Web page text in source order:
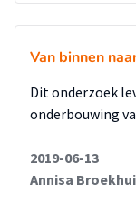
Van binnen
Dit onderzoek
onderbouwing
2019-06-13
Annisa